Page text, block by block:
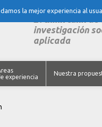
investigación
aplicada
experiencia
Nuestra
la mejor experiencia al